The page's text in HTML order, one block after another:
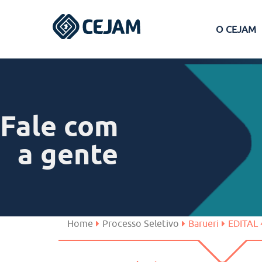
O CEJAM
Ferraz de Vasconcelos
São José dos Campos
Fale com
a gente
Home Processo Seletivo Barueri EDITAL